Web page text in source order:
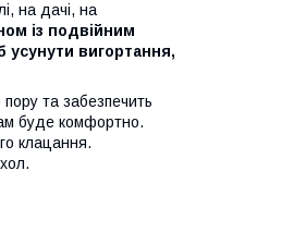
на дачі, на
із подвійним
усунути вигортання,
та забезпечить
буде комфортно.
клацання.